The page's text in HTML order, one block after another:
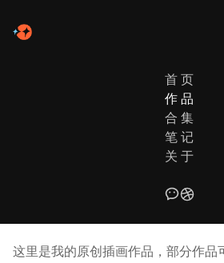
首 页
作 品
合 集
笔 记
关 于
插画作品
这里是我的原创插画作品，部分作品